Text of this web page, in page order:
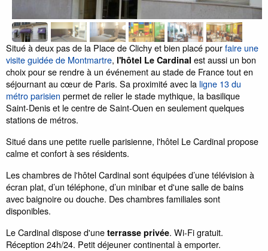
Situé à deux pas de la Place de Clichy et bien placé pourfaire une
visite guidée de Montmartre, l'hôtel Le Cardinal est aussi un bon
choixpour se rendre à un événement au stade de France tout en
séjournant au cœur de Paris. Sa proximité avec la ligne 13 du
métro parisien permet de relier le stade mythique, la basilique
Saint-Denis et le centre de Saint-Ouen en seulement quelques
stations de métros.
Situé dans une petite ruelle parisienne, l'hôtel Le Cardinal propose
calme et confort à ses résidents.
Les chambres de l'hôtel Cardinal sont équipées d’une télévision à
écran plat, d’un téléphone, d’un minibar et d'une salle de bains
avec baignoire ou douche. Des chambres familiales sont
disponibles.
Le Cardinal dispose d'une terrasse privée. Wi-Fi gratuit.
Réception 24h/24. Petit déjeuner continental à emporter.